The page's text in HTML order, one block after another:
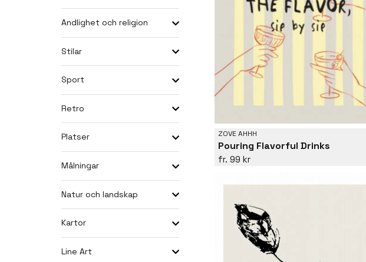
Andlighet och religion
Stilar
Sport
Retro
Platser
Målningar
Natur och landskap
Kartor
Line Art
ZOVE AHHH
Pouring Flavorful Drinks
99 kr